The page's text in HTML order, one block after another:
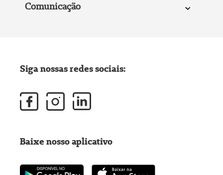
Comunicação
Siga nossas redes sociais:
Baixe nosso aplicativo